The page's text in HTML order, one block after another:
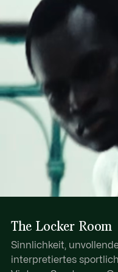
Futter aus Wildleder
Gummilaufsohle mit
Ungefähres Gewicht
Erfahren Sie hier mehr
The Locker Room
Sinnlichkeit,
interpretiertes